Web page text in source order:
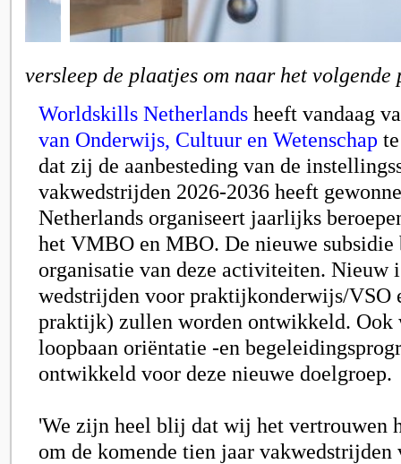
versleep de plaatjes om naar het
Worldskills Netherlands heeft vandaag
van Onderwijs, Cultuur en Wetenschap
dat zij de aanbesteding van de
vakwedstrijden 2026-2036 heeft
Netherlands organiseert jaarlijks
het VMBO en MBO. De nieuwe subsidie
organisatie van deze activiteiten. Nieuw
wedstrijden voor praktijkonderwijs/VSO
praktijk) zullen worden ontwikkeld. Ook
loopbaan oriëntatie -en
ontwikkeld voor deze nieuwe doelgroep.
'We zijn heel blij dat wij het vertrouwen
om de komende tien jaar vakwedstrijden